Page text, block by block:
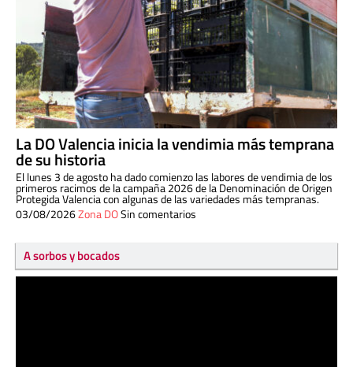
La DO Valencia inicia la vendimia más temprana
de su historia
El lunes 3 de agosto ha dado comienzo las labores de vendimia de los
primeros racimos de la campaña 2026 de la Denominación de Origen
Protegida Valencia con algunas de las variedades más tempranas.
03/08/2026Zona DOSin comentarios
A sorbos y bocados